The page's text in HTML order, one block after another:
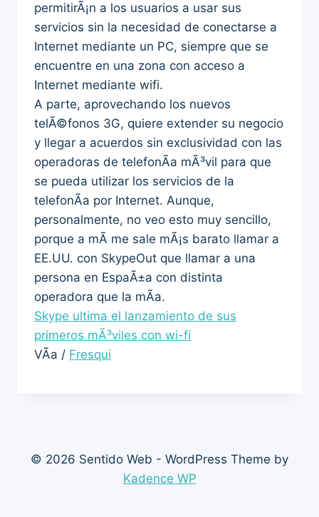
permitirÃ¡n a los usuarios a usar sus
servicios sin la necesidad de conectarse a
Internet mediante un PC, siempre que se
encuentre en una zona con acceso a
Internet mediante wifi.
A parte, aprovechando los nuevos
telÃ©fonos 3G, quiere extender su negocio
y llegar a acuerdos sin exclusividad con las
operadoras de telefonÃ­a mÃ³vil para que
se pueda utilizar los servicios de la
telefonÃ­a por Internet. Aunque,
personalmente, no veo esto muy sencillo,
porque a mÃ­ me sale mÃ¡s barato llamar a
EE.UU. con SkypeOut que llamar a una
persona en EspaÃ±a con distinta
operadora que la mÃ­a.
Skype ultima el lanzamiento de sus
primeros mÃ³viles con wi-fi
VÃ­a / Fresqui
© 2026 Sentido Web - WordPress Theme by
Kadence WP